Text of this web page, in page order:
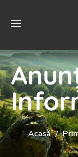
Acasă